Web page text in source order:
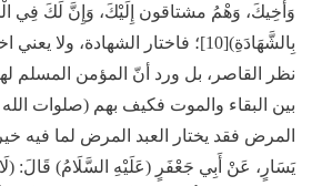
وَأَخِيكَ، وَهْمُ مشتاقون إِلَيْكَ، وَإِنَّ لَكَ فِي
بِالشَّهَادَةِ)[10]؛ فاختار الشهادة، ولا
نظر القاصر، بل ورد أنّ المؤمن المسلم
بين البقاء والموت فكيف بهم (صلوات
المرض فقد يختار العبد المرض لما فيه
يَسَارٍ، عَنْ أَبِي جَعْفَرٍ (عَلَيْهِ السَّلَامُ) قَالَ: